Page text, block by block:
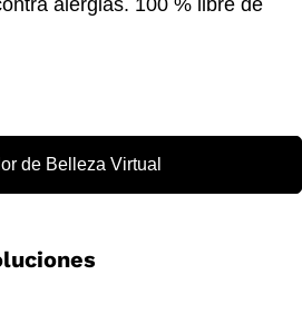
alergias. 100 % libre de
de Belleza Virtual